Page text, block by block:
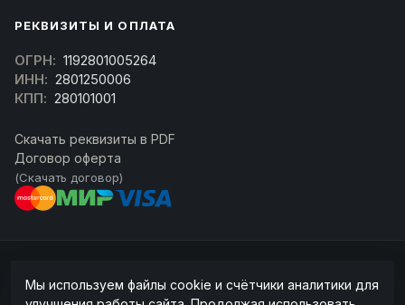
РЕКВИЗИТЫ И ОПЛАТА
ОГРН: 1192801005264
ИНН: 2801250006
КПП: 280101001
Скачать реквизиты в PDF
Договор оферта
(Скачать договор)
ссылка на источник обязательна.
Мы используем файлы cookie и счётчики аналитики для